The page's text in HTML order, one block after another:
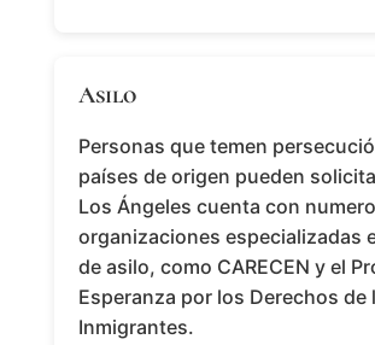
Asilo
Personas que temen
países de origen pueden
Los Ángeles cuenta con
organizaciones especializadas
de asilo, como CARECEN y el
Esperanza por los Derechos de
Inmigrantes.